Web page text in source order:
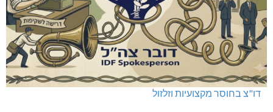
דו"צ בחוסר מקצועיות וזלזול